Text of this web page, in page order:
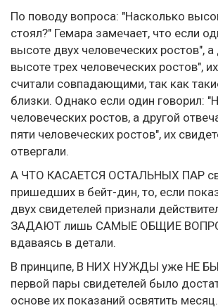
По поводу вопроса: "Насколько
стоял?" Гемара замечает, что если
высоте двух человеческих ростов", а
высоте трех человеческих ростов",
считали совпадающими, так как
близки. Однако если один говорил:
человеческих ростов, а другой
пяти человеческих ростов", их
отвергали.
А ЧТО КАСАЕТСЯ ОСТАЛЬНЫХ ПАР
пришедших в бейт-дин, то, если
двух свидетелей признали
ЗАДАЮТ лишь САМЫЕ ОБЩИЕ
вдаваясь в детали.
В принципе, В НИХ НУЖДЫ уже НЕ
первой пары свидетелей было
основе их показаний освятить